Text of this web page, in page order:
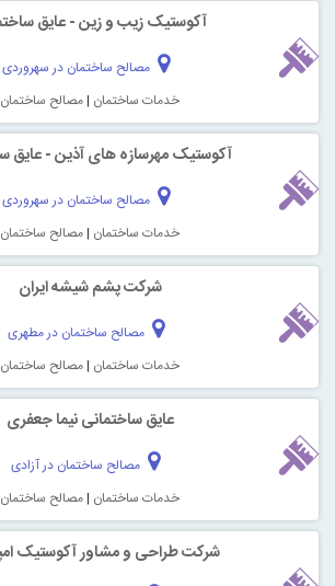
آکوستیک زیب و زین - عایق ساختمانی
مصالح ساختمان در سهروردی
خدمات ساختمان|مصالح ساختمان
آکوستیک مهرسازه های آذین - عایق ساختمانی
مصالح ساختمان در سهروردی
خدمات ساختمان|مصالح ساختمان
شرکت پشم شیشه ایران
مصالح ساختمان در مطهری
خدمات ساختمان|مصالح ساختمان
عایق ساختمانی نیما جعفری
مصالح ساختمان در آزادی
خدمات ساختمان|مصالح ساختمان
شرکت طراحی و مشاور آکوستیک امپدانس